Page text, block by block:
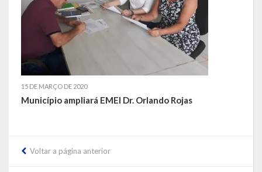
LEIS ORDINÁRIAS
LEIS COMPLEMENTARES
DECRETOS
Publicações
Regulamentos
15 DE MARÇO DE 2020
Município ampliará EMEI Dr. Orlando Rojas
Voltar a página anterior